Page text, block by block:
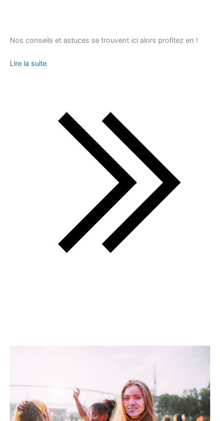
Nos conseils et astuces se trouvent ici alors profitez en !
Lire la suite